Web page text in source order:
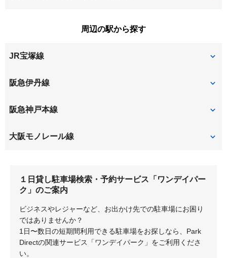
久々知
口田中
上津島
宝山町
周辺の駅から探す
JR宝塚線
伊丹
猪名寺
阪急伊丹線
伊丹
新伊丹
阪急神戸本線
園田
大阪モノレール線
１日貸し駐車場検索・予約サービス「ワンデイパー
ク」のご案内
ビジネスやレジャーなど、お出かけ先での駐車場にお困り
ではありませんか？
1日〜数日の短期間利用できる駐車場をお探しなら、Park
Directの関連サービス「ワンデイパーク」をご利用くださ
い。